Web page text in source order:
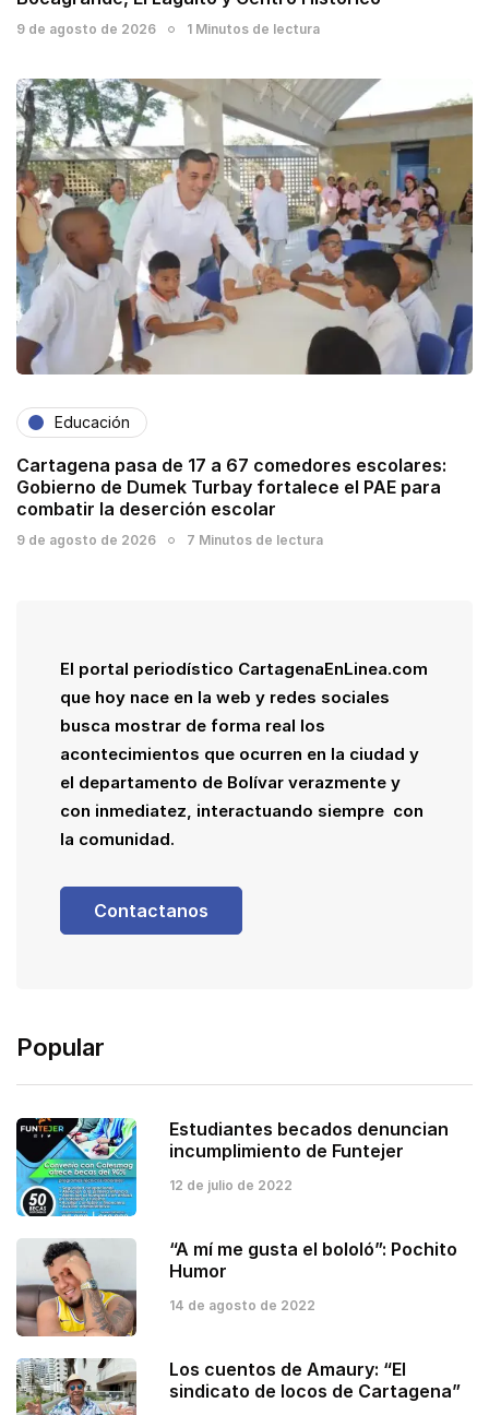
9 de agosto de 2026 1 Minutos de lectura
Educación
Cartagena pasa de 17 a 67 comedores escolares:
Gobierno de Dumek Turbay fortalece el PAE para
combatir la deserción escolar
9 de agosto de 2026 7 Minutos de lectura
El portal periodístico CartagenaEnLinea.com
que hoy nace en la web y redes sociales
busca mostrar de forma real los
acontecimientos que ocurren en la ciudad y
el departamento de Bolívar verazmente y
con inmediatez, interactuando siempre con
la comunidad.
Contactanos
Popular
Estudiantes becados denuncian
incumplimiento de Funtejer
12 de julio de 2022
“A mí me gusta el bololó”: Pochito
Humor
14 de agosto de 2022
Los cuentos de Amaury: “El
sindicato de locos de Cartagena”